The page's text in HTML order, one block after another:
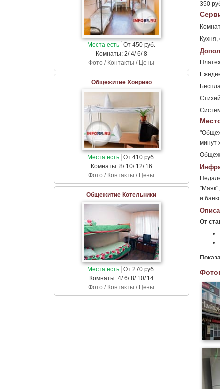
Места есть От 450 руб.
Комнаты: 2/ 4/ 6/ 8
Фото / Контакты / Цены
Общежитие Ховрино
Места есть От 410 руб.
Комнаты: 8/ 10/ 12/ 16
Фото / Контакты / Цены
Общежитие Котельники
Места есть От 270 руб.
Комнаты: 4/ 6/ 8/ 10/ 14
Фото / Контакты / Цены
350
минут
и
От